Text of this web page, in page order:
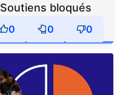
Soutiens bloqués
0 0 0